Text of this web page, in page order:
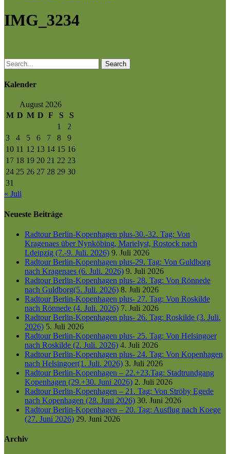
IMG_3234
Search
Kalender
August 2026
M D M D F S
S
1
2
3
4 5 6 7 8
9
10 11 12 13 14 15 16
17 18 19 20 21 22 23
24 25 26 27 28 29 30
31
« Juli
Neueste Beiträge
Radtour Berlin-Kopenhagen plus-30.-32. Tag: Von
Kragenaes über Nynköbing, Marielyst, Rostock nach
Ldeipzig (7.-9. Juli. 2026) 9. Juli 2026
Radtour Berlin-Kopenhagen plus-29. Tag: Von Guldborg
nach Kragenaes (6. Juli. 2026) 9. Juli 2026
Radtour Berlin-Kopenhagen plus- 28. Tag: Von Rönnede
nach Guldborg(5. Juli. 2026) 8. Juli 2026
Radtour Berlin-Kopenhagen plus- 27. Tag: Von Roskilde
nach Rönnede (4. Juli. 2026) 7. Juli 2026
Radtour Berlin-Kopenhagen plus- 26. Tag: Roskilde (3. Juli.
2026) 5. Juli 2026
Radtour Berlin-Kopenhagen plus- 25. Tag: Von Helsingoer
nach Roskilde (2. Juli. 2026) 4. Juli 2026
Radtour Berlin-Kopenhagen plus- 24. Tag: Von Kopenhagen
nach Helsingoer(1. Juli. 2026) 3. Juli 2026
Radtour Berlin-Kopenhagen – 22.+23.Tag: Stadtrundgang
Kopenhagen (29.+30. Juni 2026) 2. Juli 2026
Radtour Berlin-Kopenhagen – 21. Tag: Von Ströby Egede
nach Kopenhagen (28. Juni 2026) 30. Juni 2026
Radtour Berlin-Kopenhagen – 20. Tag: Ausflug nach Koege
(27. Juni 2026) 29. Juni 2026
Archiv